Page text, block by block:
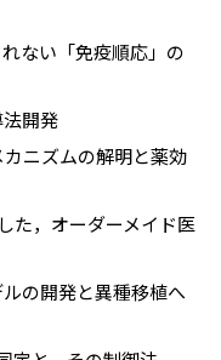
ない「免疫順応」の
開発
ニズムの解明と薬効
た，オーダーメイド医
の開発と異種移植へ